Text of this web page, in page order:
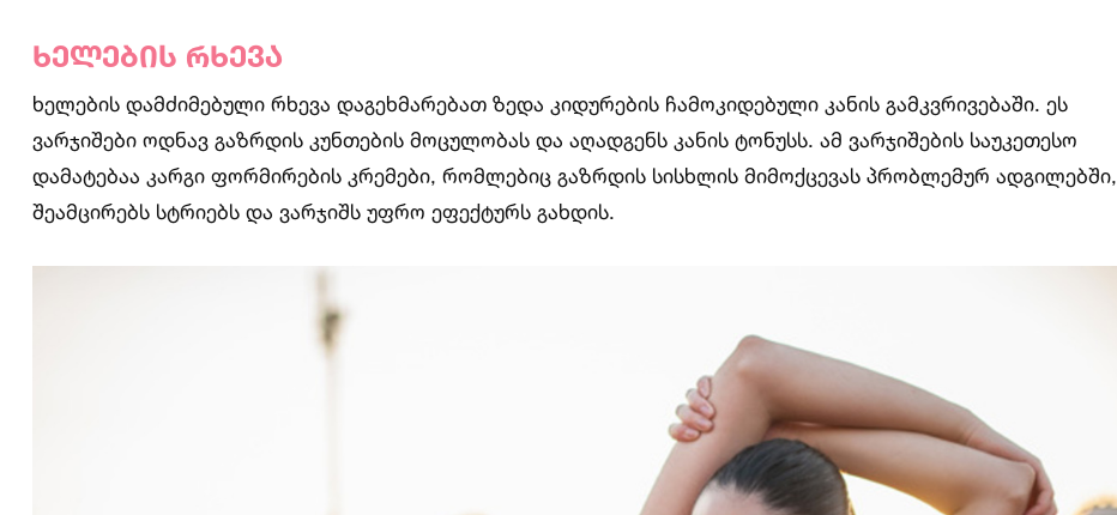
ხელების რხევა
ხელების დამძიმებული რხევა დაგეხმარებათ ზედა კიდურების ჩამოკიდებული კანის გამკვრივებაში. ეს
ვარჯიშები ოდნავ გაზრდის კუნთების მოცულობას და აღადგენს კანის ტონუსს. ამ ვარჯიშების საუკეთესო
დამატებაა კარგი ფორმირების კრემები, რომლებიც გაზრდის სისხლის მიმოქცევას პრობლემურ ადგილებში,
შეამცირებს სტრიებს და ვარჯიშს უფრო ეფექტურს გახდის.